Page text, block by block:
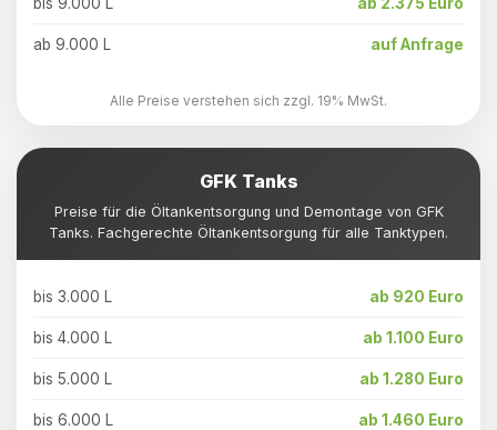
ab 9.000 L auf Anfrage
Alle Preise verstehen sich zzgl. 19% MwSt.
GFK Tanks
Preise für die Öltankentsorgung und Demontage von GFK
Tanks. Fachgerechte Öltankentsorgung für alle Tanktypen.
bis 3.000 L ab 920 Euro
bis 4.000 L ab 1.100 Euro
bis 5.000 L ab 1.280 Euro
bis 6.000 L ab 1.460 Euro